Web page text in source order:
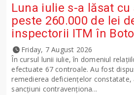
Luna iulie s-a lăsat
peste 260.000 de lei
inspectorii ITM în
Friday, 7 August 2026
În cursul lunii iulie, în domeniul
efectuate 67 controale. Au fost
remedierea deficiențelor constatate,
sancţiuni contravenționa...